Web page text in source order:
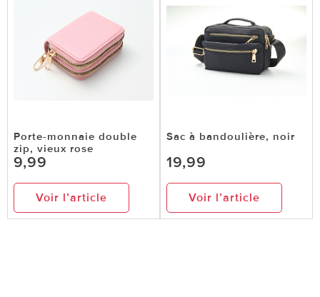
Porte-monnaie double
zip, vieux rose
9,99
Voir l’article
Sac à bandoulière, noir
19,99
Voir l’article